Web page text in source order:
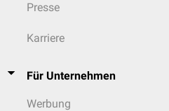
Presse
Karriere
Für Unternehmen
Werbung